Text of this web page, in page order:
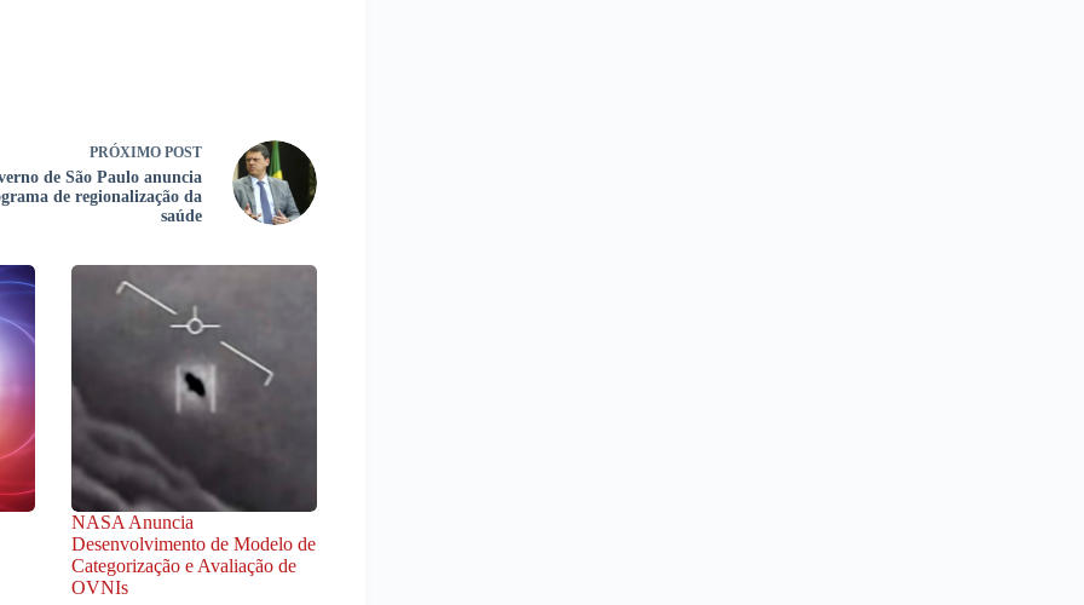
PRÓXIMO POST
de São Paulo anuncia
de regionalização da
saúde
NASA Anuncia
Desenvolvimento de Modelo de
Categorização e Avaliação de
OVNIs